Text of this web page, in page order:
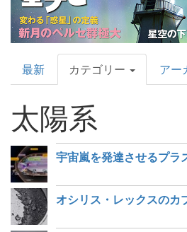
AstroArts
Topics
最新 カテゴリー アー
太陽系